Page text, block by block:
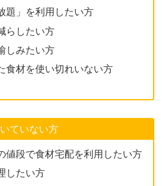
題」を利用したい方
らしたい方
しみたい方
食材を使い切れいない方
ていない方
値段で食材宅配を利用したい方
したい方